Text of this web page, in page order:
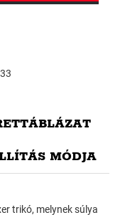
MÓDJA
trikó, melynek súlya